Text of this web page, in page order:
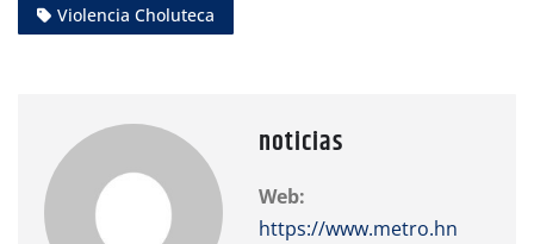
Violencia Choluteca
noticias
Web:
https://www.metro.hn